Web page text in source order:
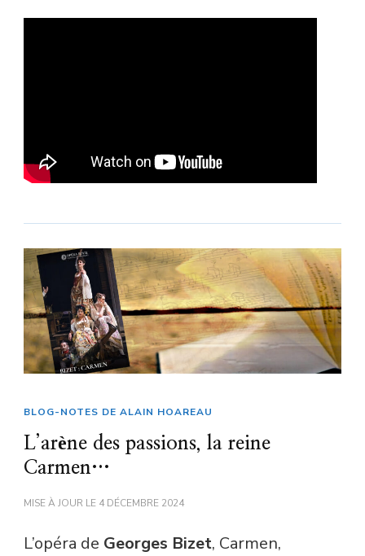
BLOG-NOTES DE ALAIN HOAREAU
L’arène des passions, la reine
Carmen…
MISE À JOUR LE 4 DÉCEMBRE 2024
L’opéra de Georges Bizet, Carmen,